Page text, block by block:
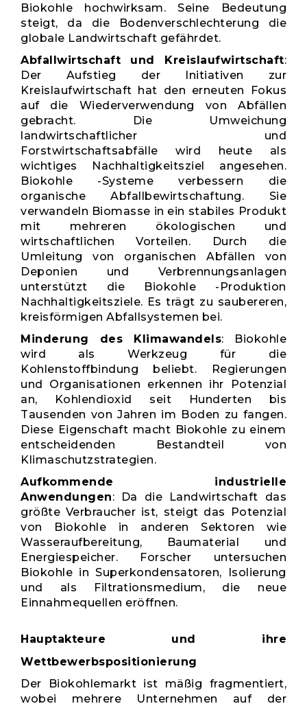
Biokohle hochwirksam. Seine Bedeutung
steigt, da die Bodenverschlechterung die
globale Landwirtschaft gefährdet.
Abfallwirtschaft und Kreislaufwirtschaft:
Der Aufstieg der Initiativen zur
Kreislaufwirtschaft hat den erneuten Fokus
auf die Wiederverwendung von Abfällen
gebracht. Die Umweichung
landwirtschaftlicher und
Forstwirtschaftsabfälle wird heute als
wichtiges Nachhaltigkeitsziel angesehen.
Biokohle -Systeme verbessern die
organische Abfallbewirtschaftung. Sie
verwandeln Biomasse in ein stabiles Produkt
mit mehreren ökologischen und
wirtschaftlichen Vorteilen. Durch die
Umleitung von organischen Abfällen von
Deponien und Verbrennungsanlagen
unterstützt die Biokohle -Produktion
Nachhaltigkeitsziele. Es trägt zu saubereren,
kreisförmigen Abfallsystemen bei.
Minderung des Klimawandels: Biokohle
wird als Werkzeug für die
Kohlenstoffbindung beliebt. Regierungen
und Organisationen erkennen ihr Potenzial
an, Kohlendioxid seit Hunderten bis
Tausenden von Jahren im Boden zu fangen.
Diese Eigenschaft macht Biokohle zu einem
entscheidenden Bestandteil von
Klimaschutzstrategien.
Aufkommende industrielle
Anwendungen: Da die Landwirtschaft das
größte Verbraucher ist, steigt das Potenzial
von Biokohle in anderen Sektoren wie
Wasseraufbereitung, Baumaterial und
Energiespeicher. Forscher untersuchen
Biokohle in Superkondensatoren, Isolierung
und als Filtrationsmedium, die neue
Einnahmequellen eröffnen.
Hauptakteure und ihre
Wettbewerbspositionierung
Der Biokohlemarkt ist mäßig fragmentiert,
wobei mehrere Unternehmen auf der